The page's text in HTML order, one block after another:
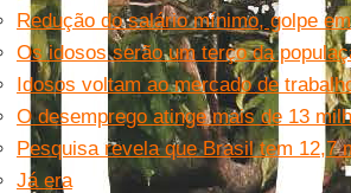
Redução do salário mínimo, golpe
Os idosos serão um terço da
Idosos voltam ao mercado de
O desemprego atinge mais de 13
Pesquisa revela que Brasil tem 12,7
Já era